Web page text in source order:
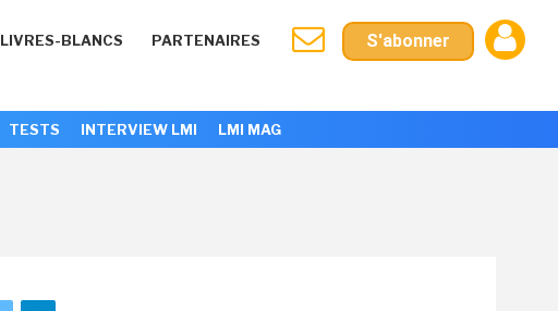
LIVRES-BLANCS PARTENAIRES S'abonner
TESTS INTERVIEW LMI LMI MAG